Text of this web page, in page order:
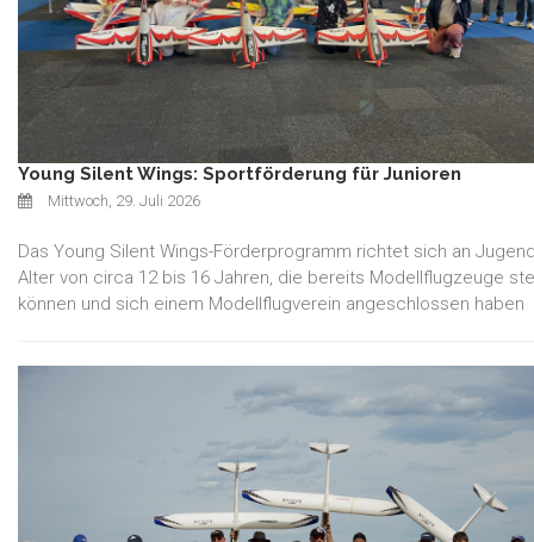
Young Silent Wings: Sportförderung für Junioren
Mittwoch, 29. Juli 2026
Das Young Silent Wings-Förderprogramm richtet sich an
Alter von circa 12 bis 16 Jahren, die bereits Modellflugzeuge
können und sich einem Modellflugverein angeschlossen haben